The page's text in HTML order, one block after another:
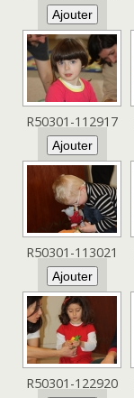
R50301-112917
R50301-113021
R50301-122920